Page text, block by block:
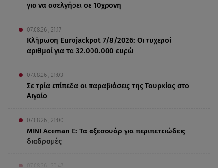
για να ασελγήσει σε 10χρονη
07.08.26 , 21:17
Κλήρωση Eurojackpot 7/8/2026: Οι τυχεροί
αριθμοί για τα 32.000.000 ευρώ
07.08.26 , 21:03
Σε τρία επίπεδα οι παραβιάσεις της Τουρκίας στο
Αιγαίο
07.08.26 , 21:00
MINI Aceman E: Τα αξεσουάρ για περιπετειώδεις
διαδρομές